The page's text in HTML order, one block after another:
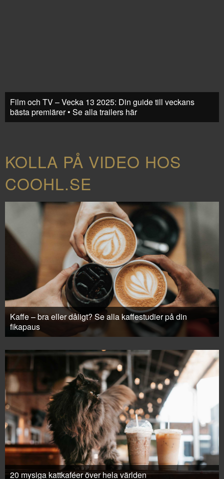
Film och TV – Vecka 13 2025: Din guide till veckans
bästa premiärer • Se alla trailers här
KOLLA PÅ VIDEO HOS
COOHL.SE
Kaffe – bra eller dåligt? Se alla kaffestudier på din
fikapaus
20 mysiga kattkaféer över hela världen